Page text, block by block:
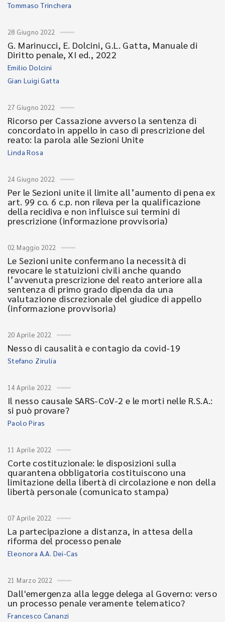
Tommaso Trinchera
28 Giugno 2022
G. Marinucci, E. Dolcini, G.L. Gatta, Manuale di
Diritto penale, XI ed., 2022
Emilio Dolcini
Gian Luigi Gatta
27 Giugno 2022
Ricorso per Cassazione avverso la sentenza di
concordato in appello in caso di prescrizione del
reato: la parola alle Sezioni Unite
Linda Rosa
24 Giugno 2022
Per le Sezioni unite il limite all’aumento di pena ex
art. 99 co. 6 c.p. non rileva per la qualificazione
della recidiva e non influisce sui termini di
prescrizione (informazione provvisoria)
02 Maggio 2022
Le Sezioni unite confermano la necessità di
revocare le statuizioni civili anche quando
l’avvenuta prescrizione del reato anteriore alla
sentenza di primo grado dipenda da una
valutazione discrezionale del giudice di appello
(informazione provvisoria)
20 Aprile 2022
Nesso di causalità e contagio da covid-19
Stefano Zirulia
14 Aprile 2022
Il nesso causale SARS-CoV-2 e le morti nelle R.S.A.:
si può provare?
Paolo Piras
11 Aprile 2022
Corte costituzionale: le disposizioni sulla
quarantena obbligatoria costituiscono una
limitazione della libertà di circolazione e non della
libertà personale (comunicato stampa)
07 Aprile 2022
La partecipazione a distanza, in attesa della
riforma del processo penale
Eleonora A.A. Dei-Cas
21 Marzo 2022
Dall'emergenza alla legge delega al Governo: verso
un processo penale veramente telematico?
Francesco Cananzi